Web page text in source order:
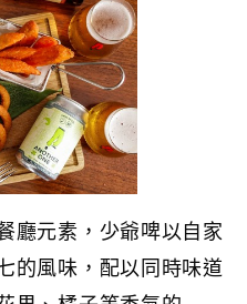
廳元素，少爺啤以自家
的風味，配以同時味道